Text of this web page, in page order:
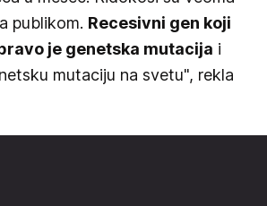
publikom. Recesivni gen koji
je genetska mutacija i
mutaciju na svetu", rekla